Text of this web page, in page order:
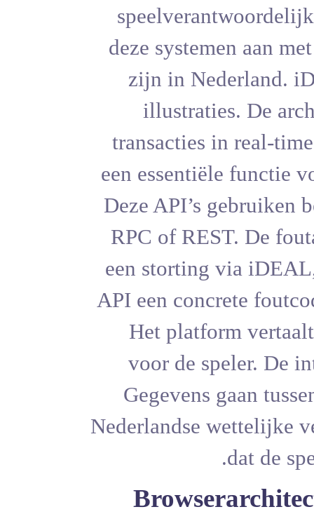
deze
zijn in
een
Deze
RPC of
een
API een
Het
voor de